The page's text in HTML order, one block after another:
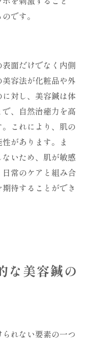
です。
面だけでなく内側
容法が化粧品や外
対し、美容鍼は体
、自然治癒力を高
これにより、肌の
があります。ま
いため、肌が敏感
常のケアと組み合
待することができ
な美容鍼の
れない要素の一つ